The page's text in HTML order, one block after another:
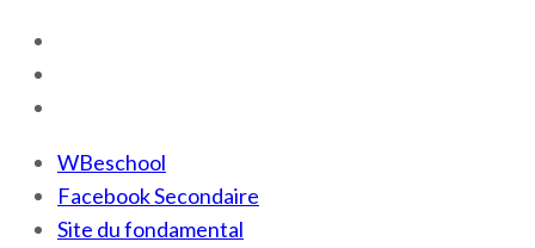
WBeschool
Facebook Secondaire
Site du fondamental